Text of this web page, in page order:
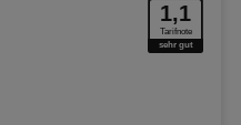
1,1
Tarifnote
sehr gut